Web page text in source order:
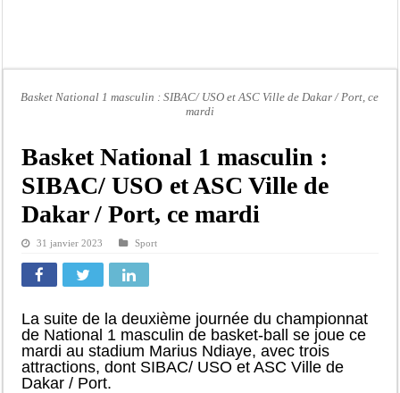
Un déficit de 128,9 milliards de francs CFA de la balance commerciale en juin
Scandale de pédophilie, acte contre nature : Un coach de football démasqué
Banditisme : Fily Sané, ancien Lieutenant du célèbre Ino, de nouveau Interpellé
Affaire Farba Ngom : La balle, dans le camp du procureur financier
Succession de Pape Thiaw : la bombe à retardement qui menace la FSF
Basket National 1 masculin : SIBAC/ USO et ASC Ville de Dakar / Port, ce
mardi
Basket National 1 masculin :
SIBAC/ USO et ASC Ville de
Dakar / Port, ce mardi
31 janvier 2023 Sport
La suite de la deuxième journée du championnat
de National 1 masculin de basket-ball se joue ce
mardi au stadium Marius Ndiaye, avec trois
attractions, dont SIBAC/ USO et ASC Ville de
Dakar / Port.